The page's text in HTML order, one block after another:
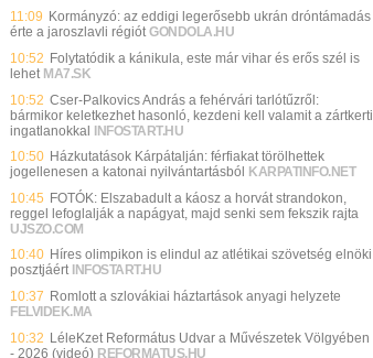
11:09 Kormányzó: az eddigi legerősebb ukrán dróntámadás
érte a jaroszlavli régiót GONDOLA.HU
10:52 Folytatódik a kánikula, este már vihar és erős szél is
lehet MA7.SK
10:52 Cser-Palkovics András a fehérvári tarlótűzről:
bármikor keletkezhet hasonló, kezdeni kell valamit a zártkerti
ingatlanokkal INFOSTART.HU
10:50 Házkutatások Kárpátalján: férfiakat törölhettek
jogellenesen a katonai nyilvántartásból
KARPATINFO.NET
10:45 FOTÓK: Elszabadult a káosz a horvát strandokon,
reggel lefoglalják a napágyat, majd senki sem fekszik rajta
UJSZO.COM
10:40 Híres olimpikon is elindul az atlétikai szövetség elnöki
posztjáért INFOSTART.HU
10:37 Romlott a szlovákiai háztartások anyagi helyzete
FELVIDEK.MA
10:32 LéleKzet Református Udvar a Művészetek Völgyében
- 2026 (videó) REFORMATUS.HU